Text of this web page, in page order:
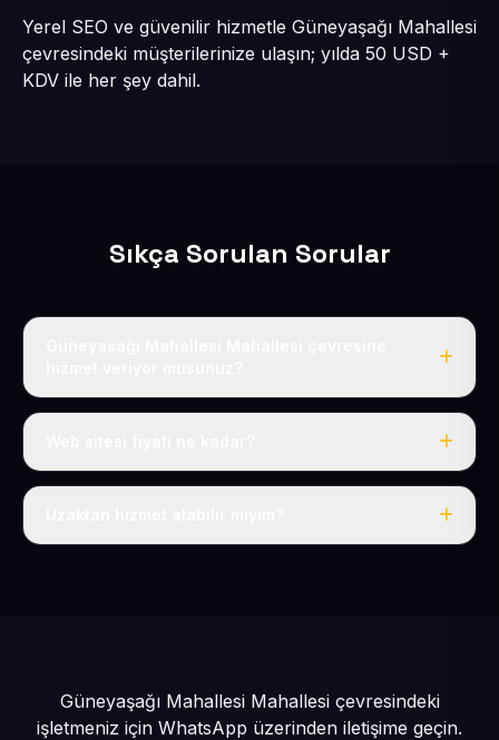
Yerel SEO ve güvenilir hizmetle Güneyaşağı Mahallesi
çevresindeki müşterilerinize ulaşın; yılda 50 USD +
KDV ile her şey dahil.
Sıkça Sorulan Sorular
Evet, Güneyaşağı Mahallesi dahil tüm Develi ve Develi
Tek fiyat: yılda 50 USD + KDV, her şey dahil.
Güneyaşağı Mahallesi Mahallesi çevresindeki
işletmeniz için WhatsApp üzerinden iletişime geçin.